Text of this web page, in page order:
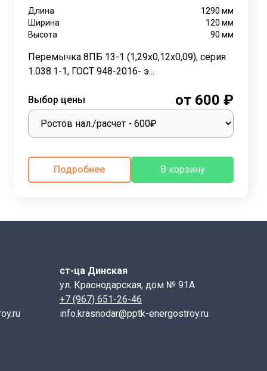
из тяжёлого бетона класса не ниже В15
водонепроницаемостью. Чтобы улучшить
Длина 1290 мм
Ширина
120 мм
Высота
90 мм
Перемычка 8ПБ 13-1 (1,29х0,12х0,09), серия
1.038.1-1, ГОСТ 948-2016- э...
Выбор цены от 600 ₽
Подробнее В корзину
ст-ца Динская
ул. Краснодарская, дом № 91А
+7 (967) 651-26-46
info.krasnodar@pptk-energostroy.ru